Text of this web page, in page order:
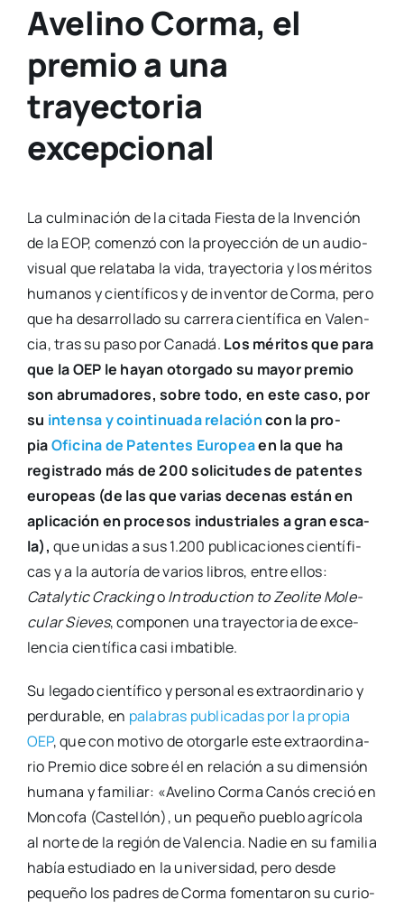
Avelino Corma, el
premio a una
trayectoria
excepcional
La cul­mi­na­ción de la cita­da Fies­ta de la Inven­ción
de la EOP, comen­zó con la pro­yec­ción de un audio­
vi­sual que rela­ta­ba la vida, tra­yec­to­ria y los méri­tos
huma­nos y cien­tí­fi­cos y de inven­tor de Cor­ma, pero
que ha desa­rro­lla­do su carre­ra cien­tí­fi­ca en Valen­
cia, tras su paso por Cana­dá. Los méri­tos que para
que la OEP le hayan otor­ga­do su mayor pre­mio
son abru­ma­do­res, sobre todo, en este caso, por
su inten­sa y coin­ti­nua­da rela­cióncon la pro­
piaOfi­ci­na de Paten­tes Euro­peaen la que ha
regis­tra­do más de 200 soli­ci­tu­des de paten­tes
euro­peas (de las que varias dece­nas están en
apli­ca­ción en pro­ce­sos indus­tria­les a gran esca­
la), que uni­das a sus 1.200 publi­ca­cio­nes cien­tí­fi­
cas y a la auto­ría de varios libros, entre ellos:
Cataly­tic Crac­kingoIntro­duc­tion to Zeo­li­te Mole­
cu­lar Sie­ves, com­po­nen una tra­yec­to­ria de exce­
len­cia cien­tí­fi­ca casi imba­ti­ble.
Su lega­do cien­tí­fi­co y per­so­nal es extra­or­di­na­rio y
per­du­ra­ble, en pala­bras publi­ca­das por la pro­pia
OEP, que con moti­vo de otor­gar­le este extra­or­di­na­
rio Pre­mio dice sobre él en rela­ción a su dimen­sión
huma­na y fami­liar: «Ave­lino Cor­ma Canós cre­ció en
Mon­co­fa (Cas­te­llón), un peque­ño pue­blo agrí­co­la
al nor­te de la región de Valen­cia. Nadie en su fami­lia
había estu­dia­do en la uni­ver­si­dad, pero des­de
peque­ño los padres de Cor­ma fomen­ta­ron su curio­